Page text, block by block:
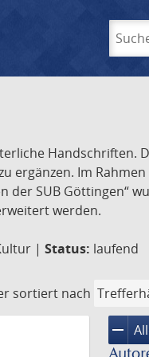
Handschriften.
ergänzen. Im
SUB Göttingen“
werden.
| Status: laufend
sortiert nach
remove